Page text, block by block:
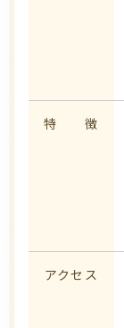
特 徴
アクセス